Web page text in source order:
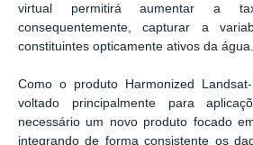
virtual permitirá aumentar a
consequentemente, capturar a
constituintes opticamente ativos da água.
Como o produto Harmonized
voltado principalmente para
necessário um novo produto focado
integrando de forma consistente os